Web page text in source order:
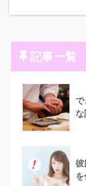
記事一覧
で
彼